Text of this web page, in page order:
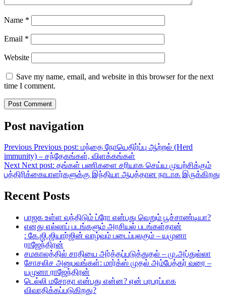
Name *
Email *
Website
Save my name, email, and website in this browser for the next
time I comment.
Post navigation
Previous Previous post: மந்தை நோயெதிர்ப்பு ஆற்றல் (Herd
immunity) – சந்தேகங்கள், விளக்கங்கள்
Next Next post: தங்கள் பணிகளை சரியாக செய்ய முயற்சிக்கும்
பத்திரிக்கையாளர்களுக்கு இந்தியா ஆபத்தான நாடாக இருக்கிறது
Recent Posts
பாஜக உள்ள வந்திடும் ப்ரோ என்பது வெறும் பூச்சாண்டியா?
எனது எல்லாப் படங்களும் அரசியல் படங்கள்தான்
: கே.ஜி.ஜியார்ஜின் வாழ்வும் படைப்புலகும் – யமுனா
ராஜேந்திரன்
சமகாலத்தில் சாதியை அர்த்தப்படுத்துதல் – மு.அப்துல்லா
சோசலிச அனுபவங்கள்: மார்க்ஸ் முதல் அம்பேத்கர் வரை –
யமுனா ராஜேந்திரன்
டெல்லி மசோதா என்பது என்ன? ஏன் பரபரப்பாக
விவாதிக்கப்படுகிறது?